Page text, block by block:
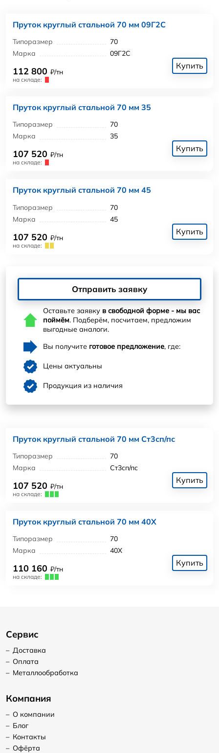
Пруток круглый стальной 70 мм 09Г2С
Типоразмер
70
Марка
09Г2С
112 800 ₽/тн
на складе:
Купить
Пруток круглый стальной 70 мм 35
Типоразмер
70
Марка
35
107 520 ₽/тн
на складе:
Купить
Пруток круглый стальной 70 мм 45
Типоразмер
70
Марка
45
107 520 ₽/тн
на складе:
Купить
Отправить заявку
Оставьте заявку в свободной форме - мы вас
поймём. Подберём, посчитаем, предложим
выгодные аналоги.
Вы получите готовое предложение, где:
Цены актуальны
Продукция из наличия
Пруток круглый стальной 70 мм Ст3сп/пс
Типоразмер
70
Марка
Ст3сп/пс
107 520 ₽/тн
на складе:
Купить
Пруток круглый стальной 70 мм 40Х
Типоразмер
70
Марка
40Х
110 160 ₽/тн
на складе:
Купить
Сервис
– Доставка
– Оплата
– Металлообработка
Компания
– О компании
– Блог
– Контакты
– Офёрта